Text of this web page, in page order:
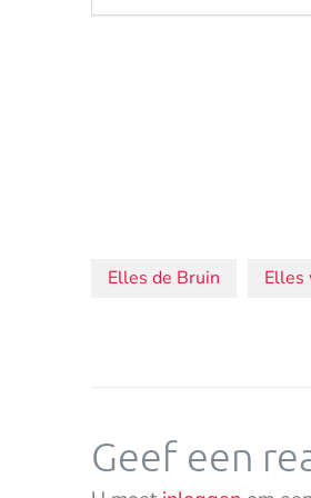
Elles de Bruin Elles
Geef een